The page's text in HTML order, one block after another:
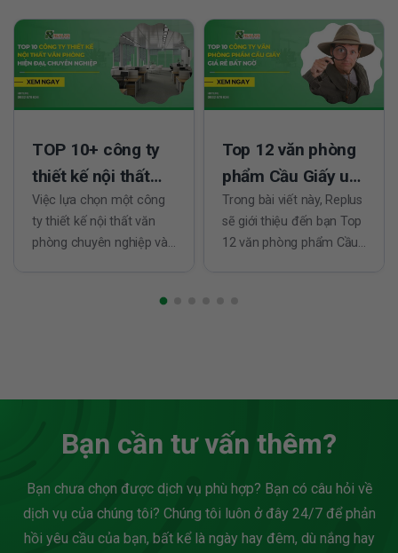
TOP 10+ công ty
thiết kế nội thất
văn phòng đẹp,
trọn gói
Việc lựa chọn một công
ty thiết kế nội thất văn
phòng chuyên nghiệp và
Top 12 văn phòng
phẩm Cầu Giấy uy
tín, giá rẻ bất ngờ
Trong bài viết này, Replus
sẽ giới thiệu đến bạn Top
12 văn phòng phẩm Cầu
Bạn cần tư vấn thêm?
Bạn chưa chọn được dịch vụ phù hợp? Bạn có câu hỏi về
dịch vụ của chúng tôi? Chúng tôi luôn ở đây 24/7 để phản
hồi yêu cầu của bạn, bất kể là ngày hay đêm, dù nắng hay